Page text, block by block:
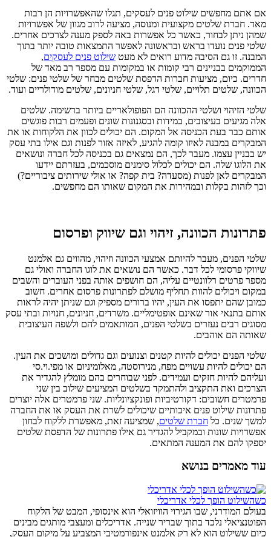
אם אתם מחפשים שילוט פנים לעסקים, תגלו שהאפשרויות הן רבות
מאד. חברת שלטים מקצועית ומנוסה, מציעה לרוב מגוון של אפשרויות
שמהן ניתן לבחור, כאשר כל אפשרות באה לספק מענה לצרכים אחרים.
שלטי פנים נועדו בראש ובראשונה לאפשר התמצאות טובה יותר בתוך
המבנה. זו גם הסיבה מדוע רואים לא מעט שילוט פנים לעסקים,
הממוקמים בבניינים רבי קומות או במקומות עם מספר רב מאד של
חדרים. כיום, מציעות חברות הדפסת שלטים מבחר של שלטי פנים: שלטי
הכוונה, שלטים תלויים, שלטי דגל, שלטי חניונים, שלטים מודולריים ועוד.
שלטי הזיהוי ושלטי ההכוונה הם הפופולאריים ביותר ברשימה. שלטים
אלה מגיעים בעיצובים, במידות ובסגנונות שונים ופעמים רבות פוגשים
אותם כבר בעת הכניסה אל המקום. הם יכולים לכוון את הלקוחות או את
המבקרים במבנה לאיזו קומה להגיע, לאיזה אזור לפנות וגם אילו בתי עסק
יש בבניין עצמו. מעבר לכך, הם נמצאים גם בכניסה לכל חברה ונושאים
את הלוגו שלה. הם יכולים לכלול סימנים מוסכמים, בעזרתם יידעו
המבקרים לאן לפנות (מסעדה? בית קפה? או אולי שירותים ציבוריים?)
וכך לזהות בקלות ובמהירות את המקום שאותו הם מחפשים.
פתרונות הכוונה, זיהוי וגם שיווק ופרסום
שלטי הפנים, מעבר להיותם אמצעי הכוונה וזיהוי, מהווים גם אלמנט
שיווקי פרסומי לכל דבר. כאשר הם נושאים את לוגו החברה ואולי גם
מספר פרטים רלוונטיים עליה, הם חושפים אותה בפני העוברים והשבים
במקום ויכולים להוות תחליף מושלם לפתרונות פרסום אחרים. חשוב
כמובן שהם יתפסו את העין, יהיו ברורים מספיק וגם שניתן יהיה לראות
אותם בתנאי אור שאינם אופטימליים. משרדים, חניונים, חנויות ובתי עסק
מסוגים רבים נעזרים בשלטי הפנים, המותאמים להם ולשפה העיצובית
שאותה הם אוהבים.
שלטי הפנים יכולים להיות קטנים וצנועים וגם גדולים ומושכים את העין.
הם יכולים להיות עשויים מפח, מנירוסטה, מאלומיניום או מפי.וי.סי
ועליהם להיות חזקים ועמידים. לפני שבוחרים בהם מומלץ להגדיר את
הצרכים ואת התקציב ולהתמקד בשלטים המציעים שילוב בין שני
פרמטרים חשובים: דקורטיביות ופונקציונליות. שני פרמטרים אלה יוצרים
פתרונות שילוט פנים איכותיים שיכולים לשרת את העסק או את החברה
למשך שנים. כל חברת שלטים, שמציעה זאת, מאפשרת ללקוח לבחון
אפשרויות שונות ובמקביל להגדיר גם אילו פתרונות של הדפסת שלטים
יספקו להם את המענה המתאים.
עוד מאמרים בנושא
כשהשילוט הופך לכלי אדריכלי
בעולם המודרני, שבו הגירוי הוויזואלי הוא אינסופי, המבט של הלקוח
הפוטנציאלי נלכד בתוך שבריר שנייה. אדריכלים ומעצבי מותגים מבינים
כיום ששילוט הוא לא רק אלמנט אינפורמטיבי המצביע על מיקום העסק,